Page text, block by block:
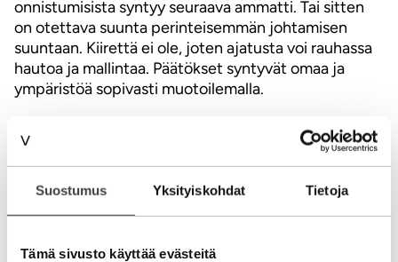
Suostumus Yksityiskohdat Tietoja
Tämä sivusto käyttää evästeitä
onnistumisista syntyy seuraava ammatti. Tai sitten
on otettava suunta perinteisemmän johtamisen
suuntaan. Kiirettä ei ole, joten ajatusta voi rauhassa
hautoa ja mallintaa. Päätökset syntyvät omaa ja
ympäristöä sopivasti muotoilemalla.
Hieno viikko taas upeita kohtaamisia, ihmisiä ja
asioita täynnä. Muutamia helmiä, paljon hyvää ja
vähemmän huteja.
Erinomaista viikonloppua ja voimia päätteiden sille
puolelle. Jos huvittaa, voit tarkistaa omat arvosi